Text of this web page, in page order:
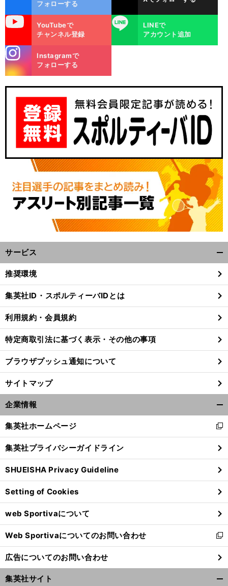
。
前
へ
フォローする
YouTubeで
チャンネル登録
LINE
LINEで
アカウント追加
m
Instagramで
フォローする
サービス
閉
る
推奨環境
集英社ID・スポルティーバIDとは
利用規約・会員規約
特定商取引法に基づく表示・その他の事項
ブラウザプッシュ通知について
サイトマップ
企業情報
閉
る
集英社ホームページ
新
し
い
ウ
ィ
ン
ド
ウ
で
開
く
集英社プライバシーガイドライン
SHUEISHA Privacy Guideline
Setting of Cookies
web Sportivaについて
Web Sportivaについてのお問い合わせ
新
し
い
ウ
ィ
広告についてのお問い合わせ
集英社サイト